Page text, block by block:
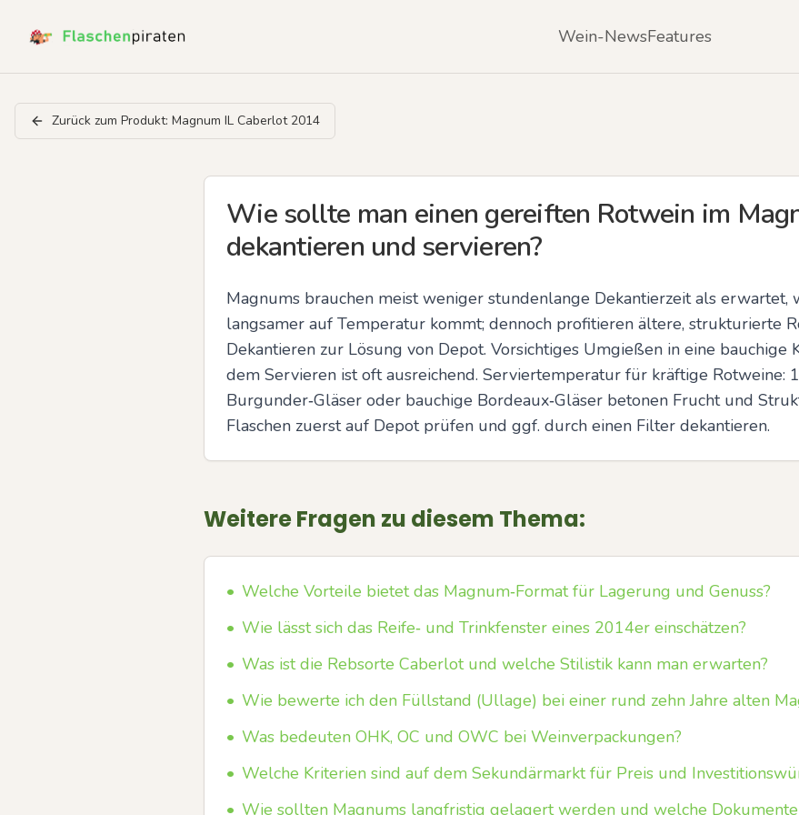
Wein-NewsFeatures
Zurück zum Produkt: Magnum IL Caberlot 2014
Wie sollte man einen gereiften Rotwein im
dekantieren und servieren?
Magnums brauchen meist weniger stundenlange Dekantierzeit als
langsamer auf Temperatur kommt; dennoch profitieren ältere, strukturierte
Dekantieren zur Lösung von Depot. Vorsichtiges Umgießen in eine bauchige
dem Servieren ist oft ausreichend. Serviertemperatur für kräftige Rotweine:
Burgunder‑Gläser oder bauchige Bordeaux‑Gläser betonen Frucht und
Flaschen zuerst auf Depot prüfen und ggf. durch einen Filter dekantieren.
Weitere Fragen zu diesem Thema:
• Welche Vorteile bietet das Magnum‑Format für Lagerung und Genuss?
• Wie lässt sich das Reife‑ und Trinkfenster eines 2014er einschätzen?
• Was ist die Rebsorte Caberlot und welche Stilistik kann man erwarten?
• Wie bewerte ich den Füllstand (Ullage) bei einer rund zehn Jahre alten
• Was bedeuten OHK, OC und OWC bei Weinverpackungen?
• Welche Kriterien sind auf dem Sekundärmarkt für Preis und
• Wie sollten Magnums langfristig gelagert werden und welche Dokumente